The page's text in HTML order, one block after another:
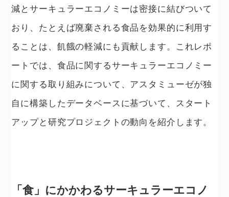
減とサーキュラーエコノミーは密接に結びついて
おり、たとえば廃棄される食品を効果的に利用す
ることは、飢餓の軽減にも貢献します。これレポ
ートでは、食品に関するサーキュラーエコノミー
に関する取り組みについて、アスタミューゼが独
自に構築したデータベースに基づいて、スタート
アップと研究プロジェクトの動向を紹介します。
「食」にかかわるサーキュラーエコノ